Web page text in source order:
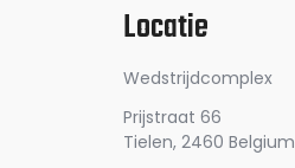
Locatie
Wedstrijdcomplex
Prijstraat 66
Tielen, 2460 Belgium